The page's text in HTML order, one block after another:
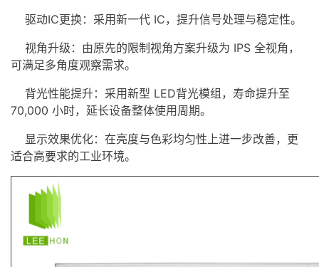
驱动IC更换：采用新一代 IC，提升信号处理与稳定性。
视角升级：由原先的限制视角方案升级为 IPS 全视角 ，
可满足多角度观察需求。
背光性能提升：采用新型 LED背光模组 ，寿命提升至
70,000 小时，延长设备整体使用周期。
显示效果优化：在亮度与色彩均匀性上进一步改善，更
适合高要求的工业环境。